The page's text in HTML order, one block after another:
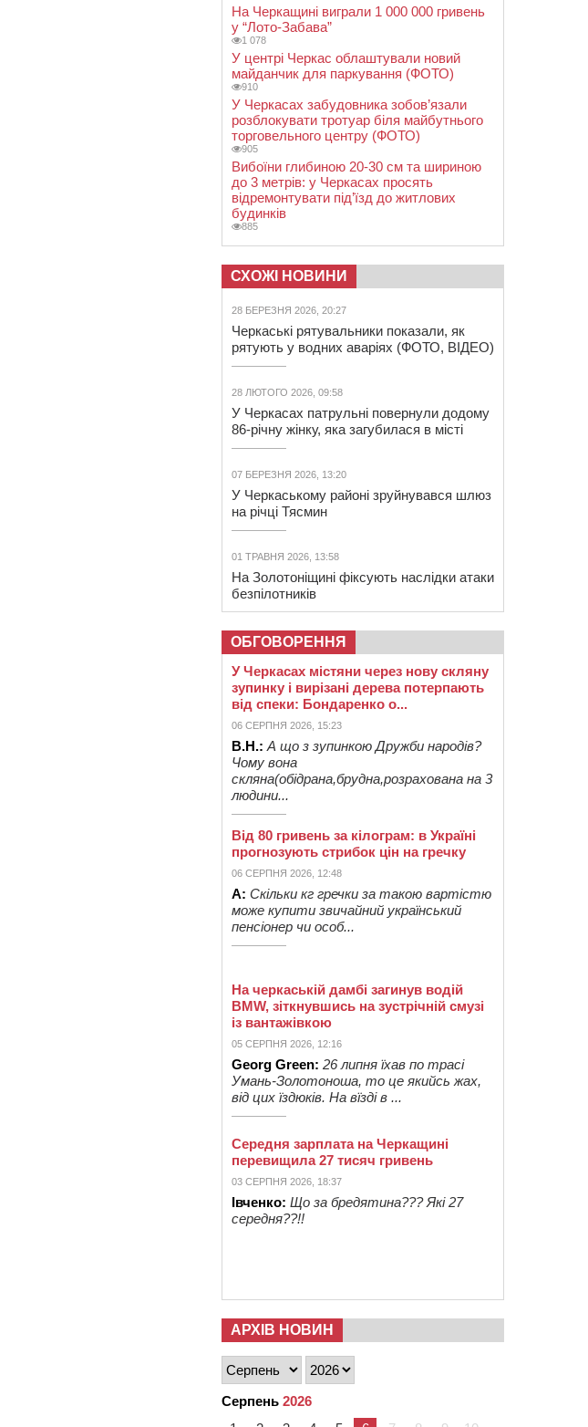
На Черкащині виграли 1 000 000 гривень
у “Лото-Забава”
1 078
У центрі Черкас облаштували новий
майданчик для паркування (ФОТО)
910
У Черкасах забудовника зобов’язали
розблокувати тротуар біля майбутнього
торговельного центру (ФОТО)
905
Вибоїни глибиною 20-30 см та шириною
до 3 метрів: у Черкасах просять
відремонтувати під’їзд до житлових
будинків
885
СХОЖІ НОВИНИ
28 БЕРЕЗНЯ 2026, 20:27
Черкаські рятувальники показали, як
рятують у водних аваріях (ФОТО, ВІДЕО)
28 ЛЮТОГО 2026, 09:58
У Черкасах патрульні повернули додому
86-річну жінку, яка загубилася в місті
07 БЕРЕЗНЯ 2026, 13:20
У Черкаському районі зруйнувався шлюз
на річці Тясмин
01 ТРАВНЯ 2026, 13:58
На Золотоніщині фіксують наслідки атаки
безпілотників
ОБГОВОРЕННЯ
У Черкасах містяни через нову скляну
зупинку і вирізані дерева потерпають
від спеки: Бондаренко о...
06 СЕРПНЯ 2026, 15:23
В.Н.: А що з зупинкою Дружби народів?
Чому вона
скляна(обідрана,брудна,розрахована на 3
людини...
Від 80 гривень за кілограм: в Україні
прогнозують стрибок цін на гречку
06 СЕРПНЯ 2026, 12:48
А: Скільки кг гречки за такою вартістю
може купити звичайний український
пенсіонер чи особ...
На черкаській дамбі загинув водій
BMW, зіткнувшись на зустрічній смузі
із вантажівкою
05 СЕРПНЯ 2026, 12:16
Georg Green: 26 липня їхав по трасі
Умань-Золотоноша, то це якийсь жах,
від цих їздюків. На вїзді в ...
Середня зарплата на Черкащині
перевищила 27 тисяч гривень
03 СЕРПНЯ 2026, 18:37
Івченко: Що за бредятина??? Які 27
середня??!!
АРХІВ НОВИН
Серпень 2026